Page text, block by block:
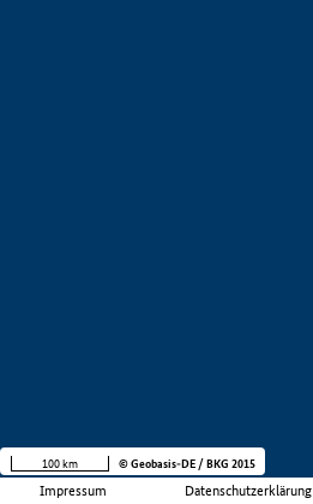
Impressum Datenschutzerklärung
100 km © Geobasis-DE / BKG 2015